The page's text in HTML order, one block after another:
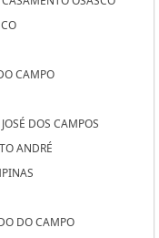
CAMPO
DOS CAMPOS
ANDRÉ
DO CAMPO